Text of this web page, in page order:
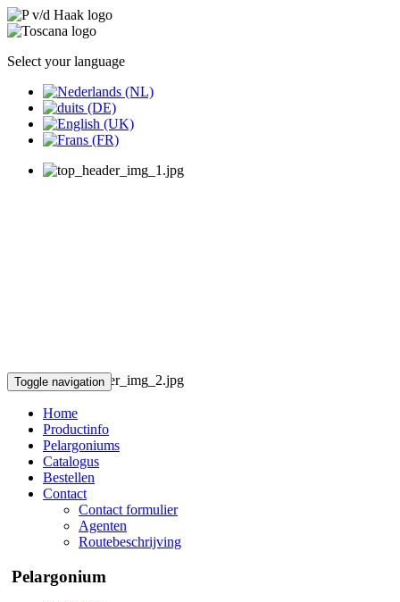
Select your language
Toggle navigation
Home
Productinfo
Pelargoniums
Catalogus
Bestellen
Contact
Contact formulier
Agenten
Routebeschrijving
Pelargonium